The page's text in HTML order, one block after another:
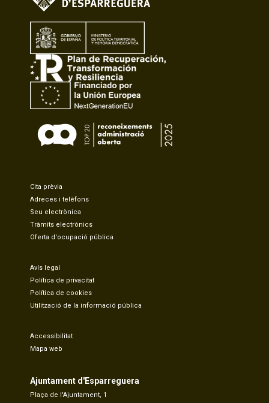
Cita prèvia
Adreces i telèfons
Seu electrònica
Tràmits electrònics
Oferta d'ocupació pública
Avís legal
Política de privacitat
Política de cookies
Utilització de la informació pública
Accessibilitat
Mapa web
Ajuntament d'Esparreguera
Plaça de l'Ajuntament, 1